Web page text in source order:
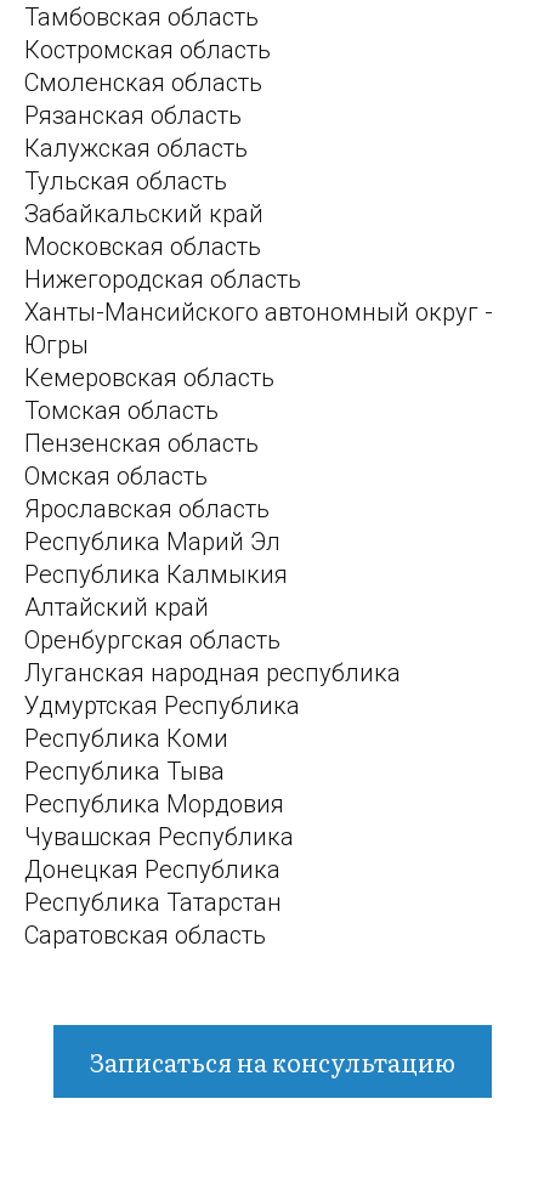
Тамбовская область
Костромская область
Смоленская область
Рязанская область
Калужская область
Тульская область
Забайкальский край
Московская область
Нижегородская область
Ханты-Мансийского автономный округ -
Югры
Кемеровская область
Томская область
Пензенская область
Омская область
Ярославская область
Республика Марий Эл
Республика Калмыкия
Алтайский край
Оренбургская область
Луганская народная республика
Удмуртская Республика
Республика Коми
Республика Тыва
Республика Мордовия
Чувашская Республика
Донецкая Республика
Республика Татарстан
Саратовская область
Записаться на консультацию